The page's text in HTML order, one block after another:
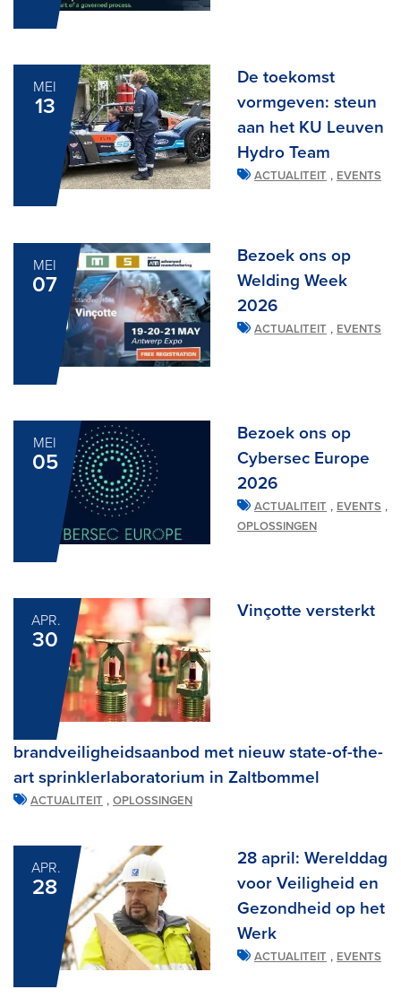
MEI
13
De toekomst
vormgeven: steun
aan het KU Leuven
Hydro Team
ACTUALITEIT , EVENTS
MEI
07
Bezoek ons op
Welding Week
2026
ACTUALITEIT , EVENTS
MEI
05
Bezoek ons op
Cybersec Europe
2026
ACTUALITEIT , EVENTS ,
OPLOSSINGEN
APR.
30
Vinçotte versterkt
brandveiligheidsaanbod met nieuw state-of-the-
art sprinklerlaboratorium in Zaltbommel
ACTUALITEIT , OPLOSSINGEN
APR.
28
28 april: Werelddag
voor Veiligheid en
Gezondheid op het
Werk
ACTUALITEIT , EVENTS